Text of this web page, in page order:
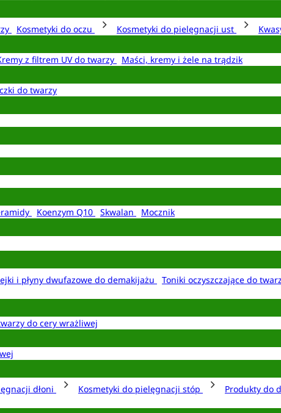
Kosmetyki do oczu Kosmetyki do pielęgnacji ust
z filtrem UV do twarzy
Maści, kremy i żele na trądzik
do twarzy
Koenzym Q10 Skwalan
Mocznik
i płyny dwufazowe do demakijażu Toniki oczyszczające do
do cery wrażliwej
dłoni Kosmetyki do pielęgnacji stóp Produkty do